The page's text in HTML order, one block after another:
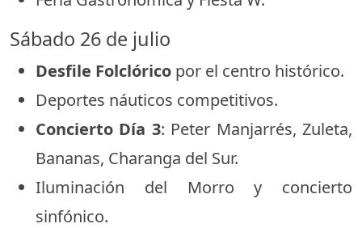
Sábado 26 de julio
Desfile Folclórico por el centro histórico.
Deportes náuticos competitivos.
Concierto Día 3: Peter Manjarrés, Zuleta,
Bananas, Charanga del Sur.
Iluminación del Morro y concierto
sinfónico.